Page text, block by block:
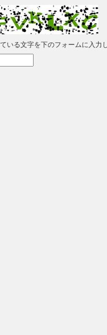
いる文字を下のフォームに入力